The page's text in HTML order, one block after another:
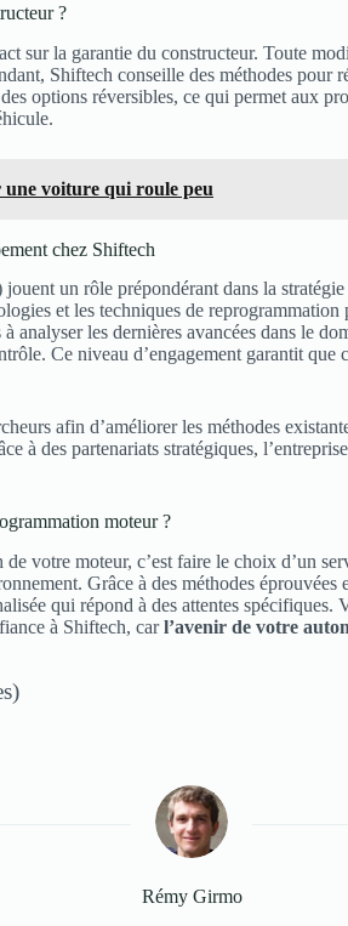
?
sur la garantie du constructeur. Toute
Shiftech conseille des méthodes pour
options réversibles, ce qui permet aux
voiture qui roule peu
chez Shiftech
un rôle prépondérant dans la
et les techniques de
analyser les dernières avancées dans le
Ce niveau d’engagement garantit
afin d’améliorer les méthodes
à des partenariats stratégiques,
moteur ?
votre moteur, c’est faire le choix d’un
Grâce à des méthodes éprouvées
qui répond à des attentes spécifiques.
à Shiftech, carl’avenir de votre
Rémy Girmo